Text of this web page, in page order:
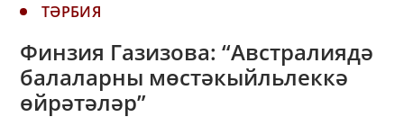
ТӘРБИЯ
Финзия Газизова: “Австралиядә
балаларны мөстәкыйльлеккә
өйрәтәләр”